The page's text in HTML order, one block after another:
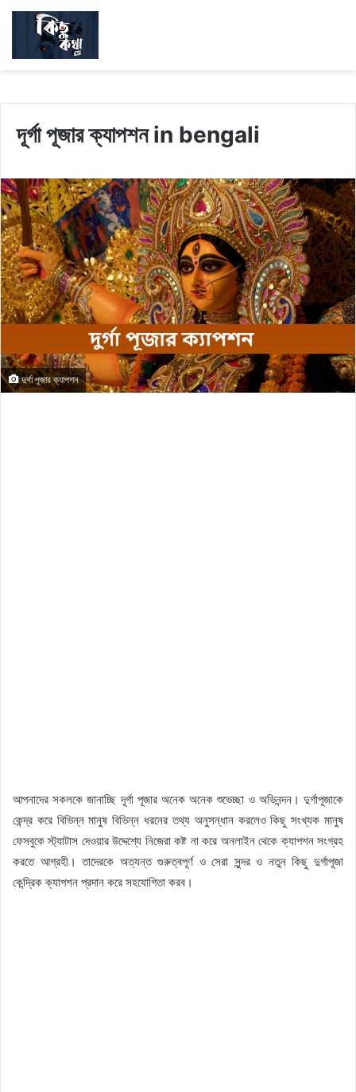
দূর্গা পূজার ক্যাপশন in bengali
দুর্গা পূজার ক্যাপশন
আপনাদের সকলকে জানাচ্ছি দূর্গা পূজার অনেক অনেক শুভেচ্ছা ও অভিনন্দন। দুর্গাপূজাকে
কেন্দ্র করে বিভিন্ন মানুষ বিভিন্ন ধরনের তথ্য অনুসন্ধান করলেও কিছু সংখ্যক মানুষ
ফেসবুকে স্ট্যাটাস দেওয়ার উদ্দেশ্যে নিজেরা কষ্ট না করে অনলাইন থেকে ক্যাপশন সংগ্রহ
করতে আগ্রহী। তাদেরকে অত্যন্ত গুরুত্বপূর্ণ ও সেরা সুন্দর ও নতুন কিছু দুর্গাপূজা
কেন্দ্রিক ক্যাপশন প্রদান করে সহযোগিতা করব।